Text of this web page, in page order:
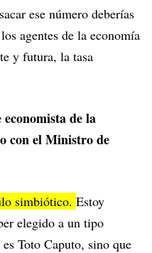
ese número deberías
agentes de la economía
y futura, la tasa
de la
con el Ministro de
simbiótico. Estoy
elegido a un tipo
Toto Caputo, sino que